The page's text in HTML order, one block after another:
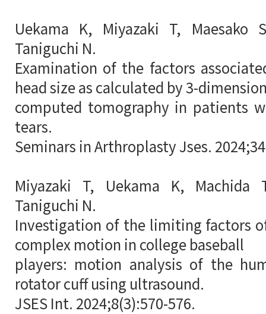
Uekama K, Miyazaki T, Maesako
Taniguchi N.
Examination of the factors
head size as calculated by 3-
computed tomography in patients
tears.
Seminars in Arthroplasty Jses.
Miyazaki T, Uekama K, Machida
Taniguchi N.
Investigation of the limiting factors
complex motion in college baseball
players: motion analysis of the
rotator cuff using ultrasound.
JSES Int. 2024;8(3):570-576.